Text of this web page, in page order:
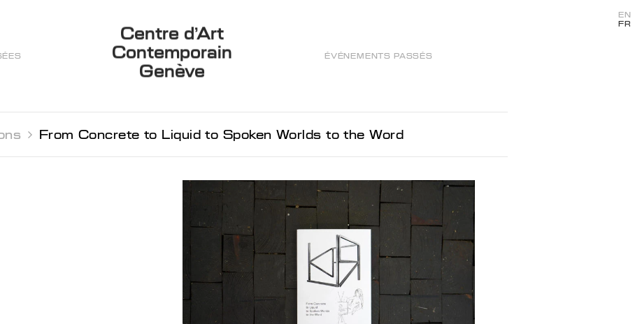
Centre d’Art
Contemporain
Genève
ÉVÉNEMENTS PASSÉS
EN
FR
 From Concrete to Liquid to Spoken Worlds to the Word